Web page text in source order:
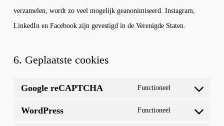
verzamelen, wordt zo veel mogelijk geanonimiseerd. Instagram,
LinkedIn en Facebook zijn gevestigd in de Verenigde Staten.
6. Geplaatste cookies
Google reCAPTCHA
Functioneel
WordPress
Functioneel